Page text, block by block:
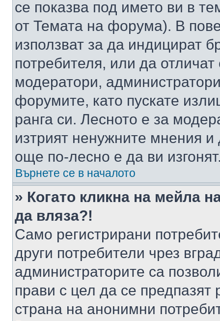
се показва под името ви в
от Темата на форума). В
използват за да индицират
потребителя, или да
модератори,
форумите, като пускате
ранга си. Лесното е за
изтрият ненужните мнения
още по-лесно е да ви
Върнете се в началото
» Когато кликна на мейла
да вляза?!
Само регистрирани
други потребители чрез
администраторите са
прави с цел да се предпазят
страна на анонимни